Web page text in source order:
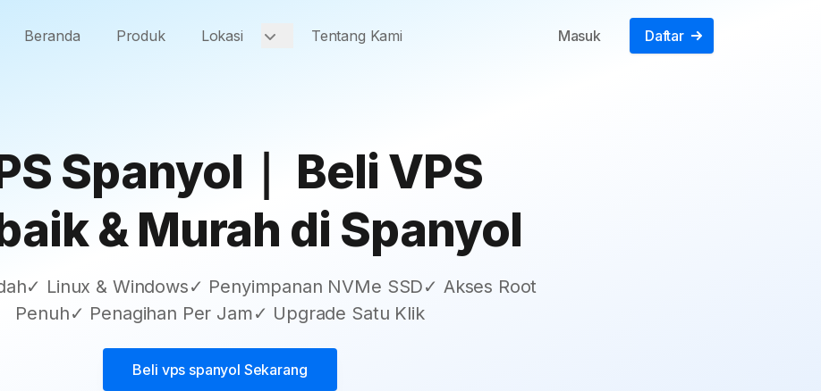
Beranda Produk Lokasi Tentang Kami Masuk Daftar
Spanyol｜ Beli VPS
& Murah di Spanyol
Linux & Windows✓ Penyimpanan NVMe SSD✓ Akses Root
Penuh✓ Penagihan Per Jam✓ Upgrade Satu Klik
Beli vps spanyol Sekarang